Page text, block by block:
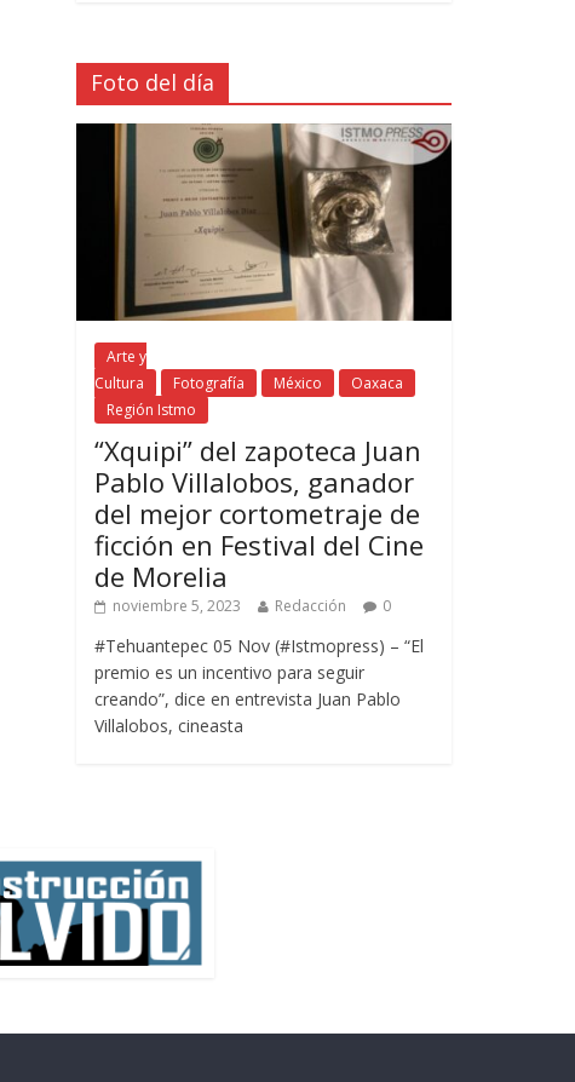
Foto del día
Arte y
Cultura
Fotografía México
Oaxaca
Región Istmo
“Xquipi” del zapoteca Juan
Pablo Villalobos, ganador
del mejor cortometraje de
ficción en Festival del Cine
de Morelia
noviembre 5, 2023 Redacción 0
#Tehuantepec 05 Nov (#Istmopress) – “El
premio es un incentivo para seguir
creando”, dice en entrevista Juan Pablo
Villalobos, cineasta